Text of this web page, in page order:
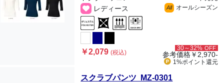
レディース
All オールシーズン
￥2,079(税込)
30～32% OFF
参考価格￥2,970-
1%ポイント 還元
スクラブパンツ MZ-0301